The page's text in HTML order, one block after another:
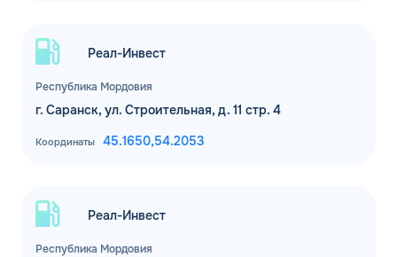
Республика Мордовия
Реал-Инвест
г. Саранск, ул. Строительная, д. 11 стр. 4
Координаты 45.1650,54.2053
Республика Мордовия
Реал-Инвест